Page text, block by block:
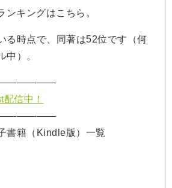
ンキングはこちら。
る時点で、同著は52位です（何
中）。
信中！
書籍（Kindle版）一覧